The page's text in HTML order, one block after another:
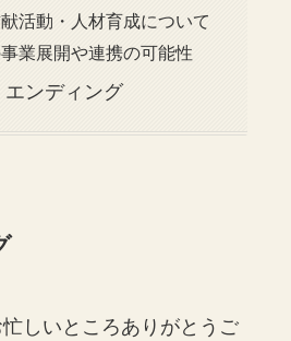
活動・人材育成について
業展開や連携の可能性
エンディング
忙しいところありがとうご